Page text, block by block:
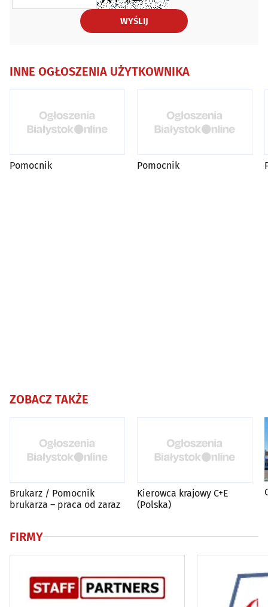
WYŚLIJ
INNE OGŁOSZENIA UŻYTKOWNIKA
Pomocnik Pomocnik
ZOBACZ TAKŻE
Brukarz / Pomocnik
brukarza – praca od zaraz
Kierowca krajowy C+E
(Polska)
FIRMY